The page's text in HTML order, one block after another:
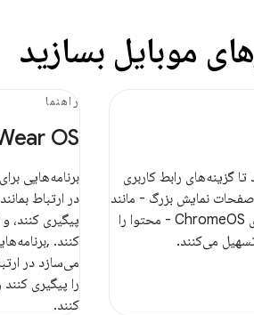
موبایل بسازید
گزینه‌های رابط کاربری
نمایش بزرگ - مانند
تبلت‌ها، دستگاه‌های تاشو و دستگاه‌های ChromeOS - محتوا را
می‌کنند.
راهنما
OS
برنامه‌هایی
در ارتباط
پیگیری کنند،
کنند.
می‌سازد در
را پیگیری
کنند.